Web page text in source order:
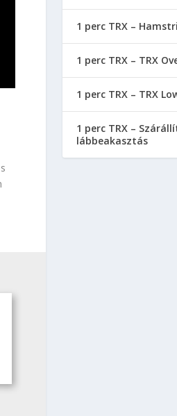
1 perc TRX –
1 perc TRX – TRX
1 perc TRX – TRX
1 perc TRX –
lábbeakasztás